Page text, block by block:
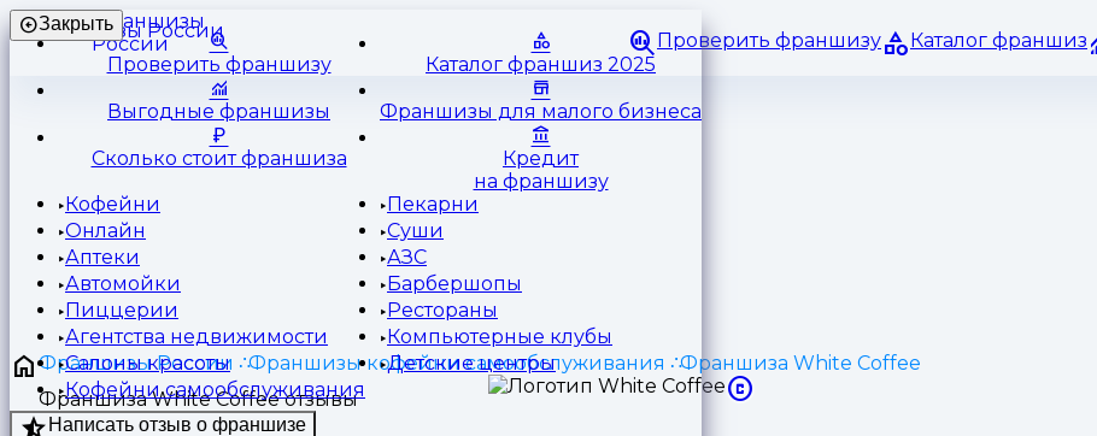
Франшизы
России
Проверить франшизу Каталог франшиз
Закрыть
Проверить франшизу Каталог франшиз 2025
Выгодные франшизы Франшизы для малого бизнеса
Сколько стоит франшиза
Кредит
на франшизу
Кофейни
Пекарни
Онлайн
Суши
Аптеки
АЗС
Автомойки
Барбершопы
Пиццерии
Рестораны
Агентства недвижимости
Компьютерные клубы
Салоны красоты
Детские центры
Кофейни самообслуживания
Франшизы России Франшизы кофейни самообслуживания
Франшиза White Coffee
Франшиза White Coffee отзывы
Написать отзыв о франшизе